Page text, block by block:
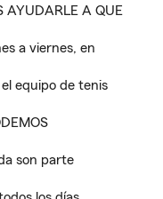
AYUDARLE A QUE
a viernes, en
equipo de tenis
son parte